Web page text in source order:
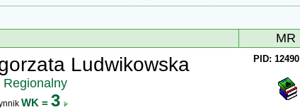
MR
Ludwikowska
Regionalny
WK = 3
PID: 12490